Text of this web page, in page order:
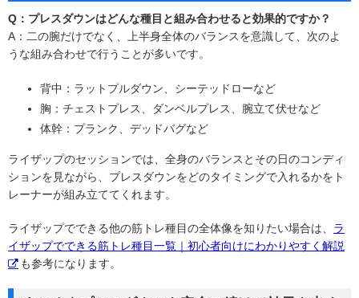
Q：プレスダウンはどんな種目と組み合わせると効果的ですか？
A：二の腕だけでなく、上半身全体のバランスを意識して、次のよ
うな組み合わせで行うことが多いです。
背中：ラットプルダウン、シーテッドローなど
胸：チェストプレス、ダンベルプレス、腕立て伏せなど
体幹：プランク、デッドバグなど
ライザップのセッションでは、全身のバランスとその日のコンディ
ションを見ながら、プレスダウンをどのタイミングで入れるかをト
レーナーが組み立ててくれます。
ライザップでできる他の筋トレ種目の全体像を知りたい場合は、 ラ
イザップでできる筋トレ種目一覧｜初心者向けにわかりやすく解説
も参考になります。